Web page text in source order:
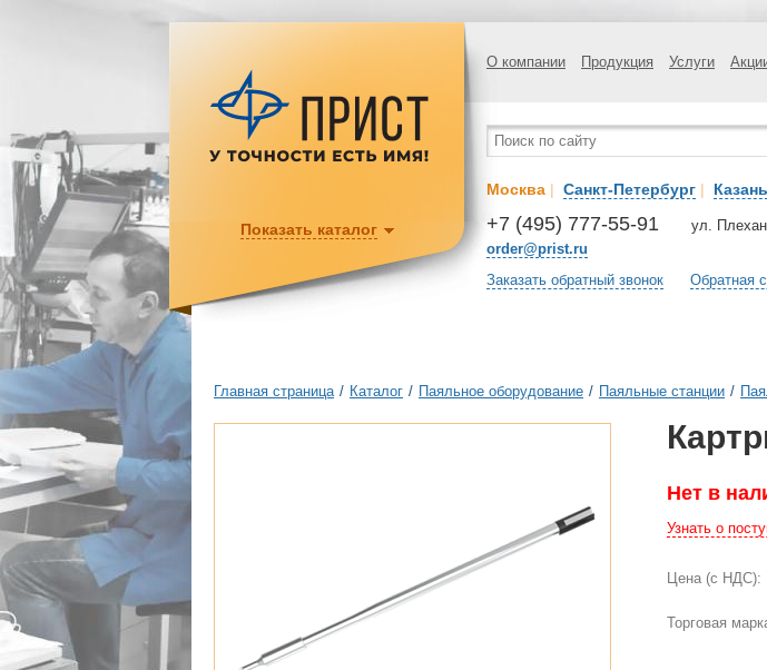
О компании Продукция Услуги
Москва | Санкт-Петербург | Казань
+7 (495) 777-55-91
order@prist.ru
ул.
Заказать обратный звонок Обратная
Показать каталог
Главная страница / Каталог / Паяльное оборудование / Паяльные станции /
Нет в
Узнать о
Цена (с НДС):
Торговая